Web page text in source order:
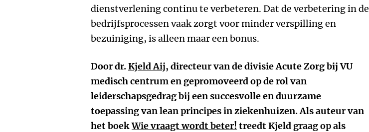
dienstverlening continu te verbeteren. Dat de verbetering in de
bedrijfsprocessen vaak zorgt voor minder verspilling en
bezuiniging, is alleen maar een bonus.
Door dr.Kjeld Aij, directeur van de divisie Acute Zorg bij VU
medisch centrum en gepromoveerd op de rol van
leiderschapsgedrag bij een succesvolle en duurzame
toepassing van lean principes in ziekenhuizen. Als auteur van
het boekWie vraagt wordt beter! treedt Kjeld graag op als